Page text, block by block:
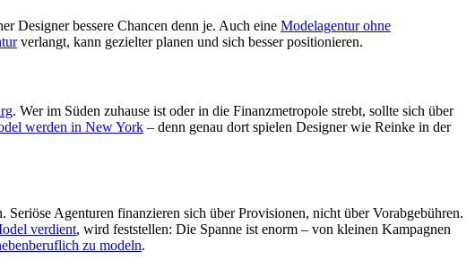
Designer bessere Chancen denn je. Auch eine Modelagentur ohne
verlangt, kann gezielter planen und sich besser positionieren.
. Wer im Süden zuhause ist oder in die Finanzmetropole strebt, sollte sich über
werden in New York – denn genau dort spielen Designer wie Reinke in der
Seriöse Agenturen finanzieren sich über Provisionen, nicht über Vorabgebühren.
verdient, wird feststellen: Die Spanne ist enorm – von kleinen Kampagnen
zu modeln.